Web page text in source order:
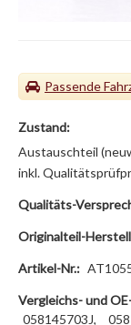
Passende
Zustand:
Austauschteil
inkl.
Qualitäts-
Originalteil-
Artikel-Nr.:
Vergleichs- und
058145703J,